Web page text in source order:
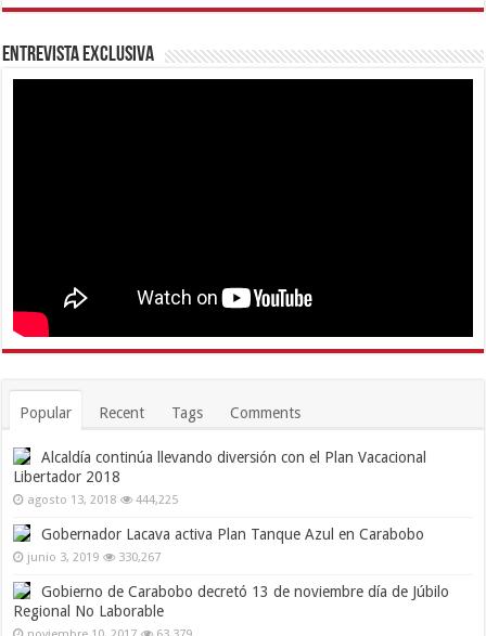
Entrevista Exclusiva
Popular Recent Tags Comments
Alcaldía continúa llevando diversión con el Plan Vacacional
Libertador 2018
agosto 13, 2018 444,225
Gobernador Lacava activa Plan Tanque Azul en Carabobo
junio 3, 2019 330,267
Gobierno de Carabobo decretó 13 de noviembre día de Júbilo
Regional No Laborable